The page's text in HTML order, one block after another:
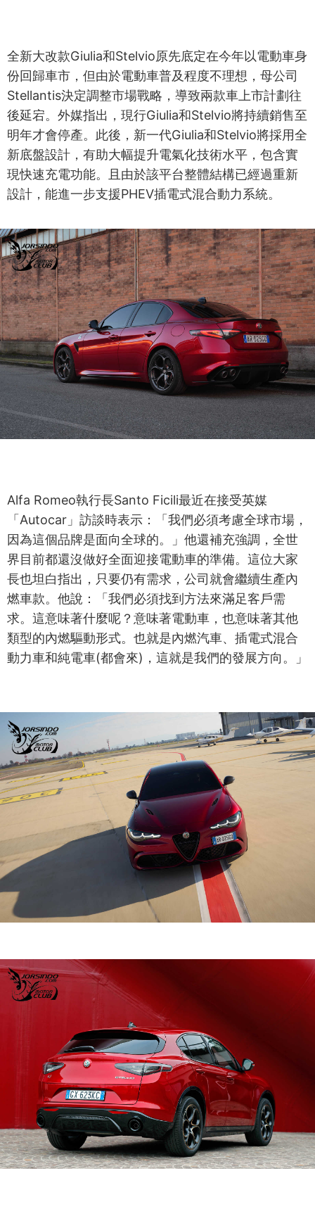
全新大改款Giulia和Stelvio原先底定在今年以電動車身
份回歸車市，但由於電動車普及程度不理想，母公司
Stellantis決定調整市場戰略，導致兩款車上市計劃往
後延宕。外媒指出，現行Giulia和Stelvio將持續銷售至
明年才會停產。此後，新一代Giulia和Stelvio將採用全
新底盤設計，有助大幅提升電氣化技術水平，包含實
現快速充電功能。且由於該平台整體結構已經過重新
設計，能進一步支援PHEV插電式混合動力系統。
Alfa Romeo執行長Santo Ficili最近在接受英媒
「Autocar」訪談時表示：「我們必須考慮全球市場，
因為這個品牌是面向全球的。」他還補充強調，全世
界目前都還沒做好全面迎接電動車的準備。這位大家
長也坦白指出，只要仍有需求，公司就會繼續生產內
燃車款。他說：「我們必須找到方法來滿足客戶需
求。這意味著什麼呢？意味著電動車，也意味著其他
類型的內燃驅動形式。也就是內燃汽車、插電式混合
動力車和純電車(都會來)，這就是我們的發展方向。」